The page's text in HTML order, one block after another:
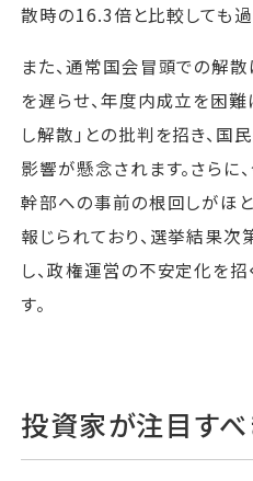
散時の16.3倍と比較しても過
また、通常国会冒頭での解
を遅らせ、年度内成立を困難
し解散」との批判を招き、
影響が懸念されます。さら
幹部への事前の根回しがほ
報じられており、選挙結果
し、政権運営の不安定化を
す。
投資家が注目すべ